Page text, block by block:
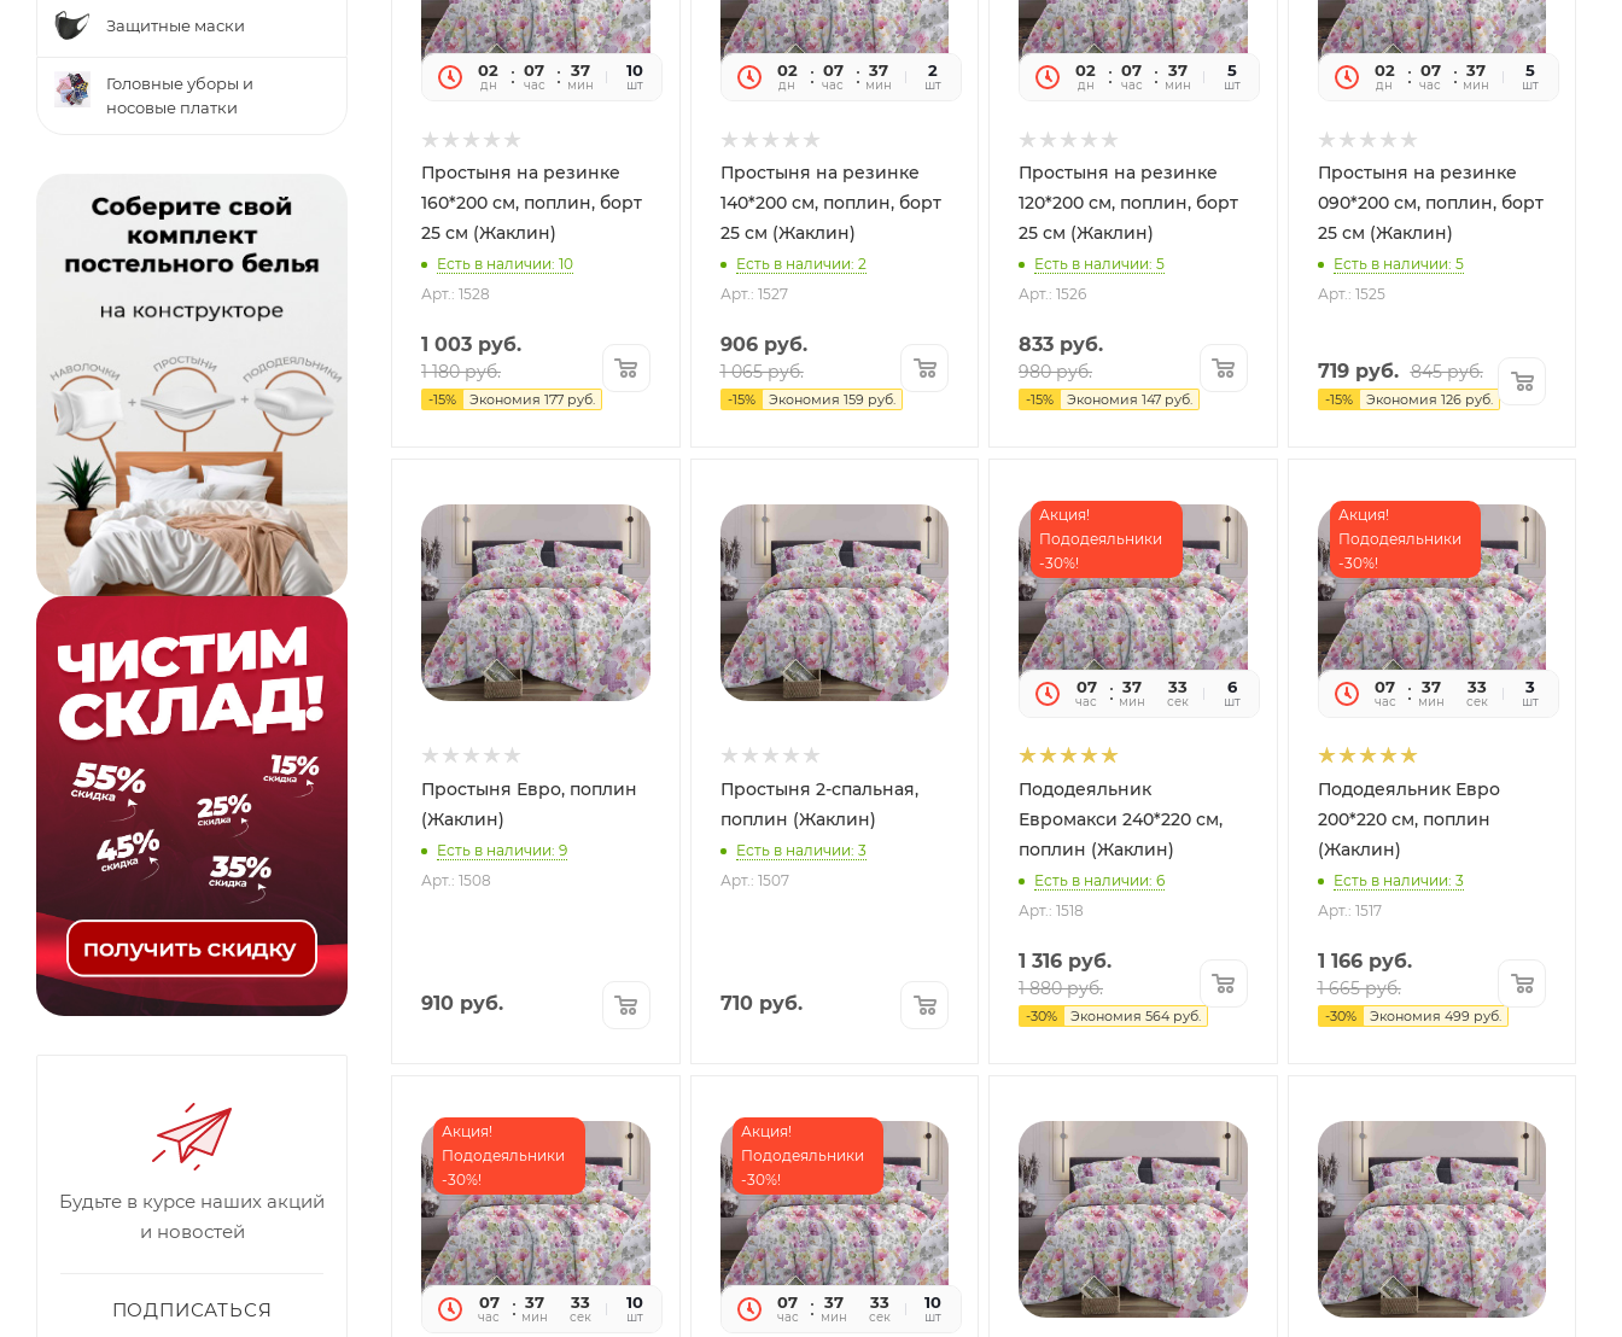
02
дн
07
час
37
мин
32
сек
10
шт
Простыня на резинке
160*200 см, поплин, борт
25 см (Жаклин)
Есть в наличии: 10
Арт.: 1528
1 003 руб.
1 180руб.
-15% Экономия 177 руб.
02
дн
07
час
37
мин
32
сек
2
шт
Простыня на резинке
140*200 см, поплин, борт
25 см (Жаклин)
Есть в наличии: 2
Арт.: 1527
906руб.
1 065руб.
-15% Экономия 159 руб.
02
дн
07
час
37
мин
32
сек
5
шт
Простыня на резинке
120*200 см, поплин, борт
25 см (Жаклин)
Есть в наличии: 5
Арт.: 1526
833 руб.
980руб.
-15% Экономия 147 руб.
02
дн
07
час
37
мин
32
сек
5
шт
Простыня на резинке
090*200 см, поплин, борт
25 см (Жаклин)
Есть в наличии: 5
Арт.: 1525
719руб. 845руб.
-15% Экономия 126руб.
Простыня Евро, поплин
(Жаклин)
Есть в наличии: 9
Арт.: 1508
910 руб.
Простыня 2-спальная,
поплин (Жаклин)
Есть в наличии: 3
Арт.: 1507
710руб.
Акция!
Пододеяльники
-30%!
07
час
37
мин
32
сек
6
шт
Пододеяльник
Евромакси 240*220 см,
поплин (Жаклин)
Есть в наличии: 6
Арт.: 1518
1 316 руб.
1 880руб.
-30% Экономия 564 руб.
Акция!
Пододеяльники
-30%!
07
час
37
мин
32
сек
3
шт
Пододеяльник Евро
200*220 см, поплин
(Жаклин)
Есть в наличии: 3
Арт.: 1517
1 166руб.
1 665руб.
-30% Экономия 499 руб.
Акция!
Пододеяльники
-30%!
07
час
37
мин
32
сек
10
шт
Акция!
Пододеяльники
-30%!
07
час
37
мин
32
сек
10
шт
Защитные маски
Головные уборы и
носовые платки
Будьте в курсе наших акций
и новостей
ПОДПИСАТЬСЯ